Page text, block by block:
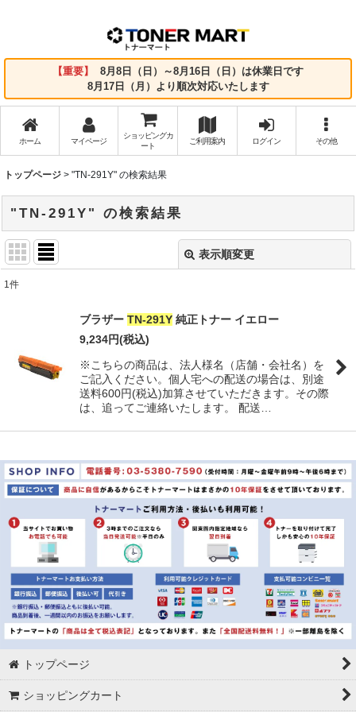
【重要】
8月8日（日）～8月16日（日）は休業日です
8月17日（月）より順次対応いたします
ホーム マイページ
ショッピングカ
ート
ご利用案内 ログイン その他
トップページ > "TN-291Y" の検索結果
"TN-291Y" の検索結果
表示順変更
並び順:
1件
ブラザー TN-291Y 純正トナー イエロー
9,234円(税込)
※こちらの商品は、法人様名（店舗・会社名）を
ご記入ください。個人宅への配送の場合は、別途
送料600円(税込)加算させていただきます。その際
は、追ってご連絡いたします。 配送…
トップページ
ショッピングカート